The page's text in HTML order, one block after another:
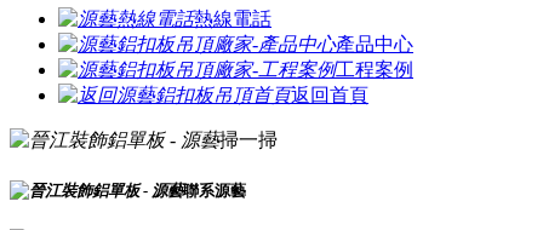
熱線電話
產品中心
工程案例
返回首頁
掃一掃
聯系源藝